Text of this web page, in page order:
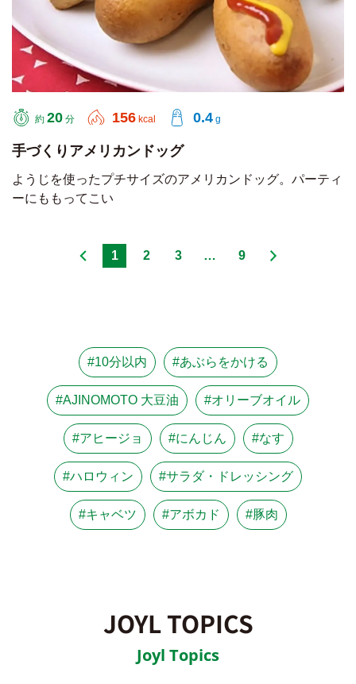
約 20 分 156 kcal 0.4 g
手づくりアメリカンドッグ
ようじを使ったプチサイズのアメリカンドッグ。パーティ
ーにももってこい
1 2 3 … 9
#10分以内 #あぶらをかける
#AJINOMOTO 大豆油 #オリーブオイル
#アヒージョ #にんじん #なす
#ハロウィン #サラダ・ドレッシング
#キャベツ #アボカド #豚肉
JOYL TOPICS
Joyl Topics